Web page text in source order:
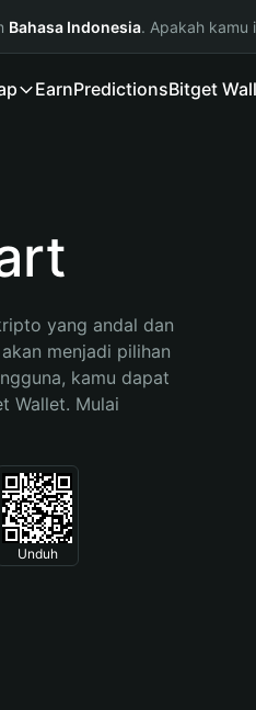
Bahasa Indonesia. Apakah kamu
EarnPredictionsBitget
yang andal dan
menjadi pilihan
kamu dapat
Wallet. Mulai
Unduh